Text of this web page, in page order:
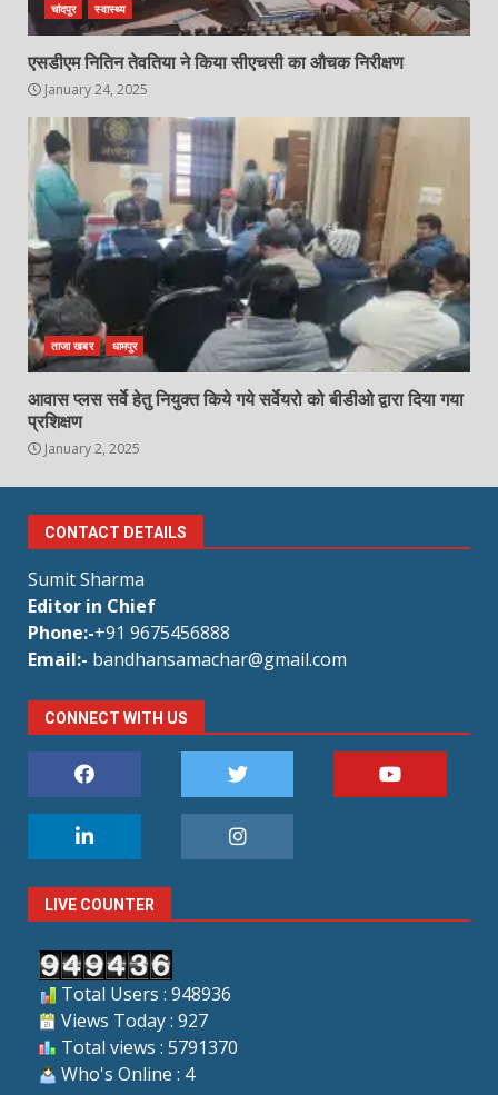
चांदपुर स्वास्थ्य
एसडीएम नितिन तेवतिया ने किया सीएचसी का औचक निरीक्षण
January 24, 2025
ताजा खबर धामपुर
आवास प्लस सर्वे हेतु नियुक्त किये गये सर्वेयरो को बीडीओ द्वारा दिया गया
प्रशिक्षण
January 2, 2025
CONTACT DETAILS
Sumit Sharma
Editor in Chief
Phone:-+91 9675456888
Email:- bandhansamachar@gmail.com
CONNECT WITH US
LIVE COUNTER
Total Users : 948936
Views Today : 927
Total views : 5791370
Who's Online : 4